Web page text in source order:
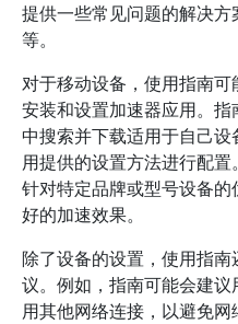
提供一些常见问题的解决
等。
对于移动设备，使用指南
安装和设置加速器应用。
中搜索并下载适用于自己
用提供的设置方法进行配
针对特定品牌或型号设备
好的加速效果。
除了设备的设置，使用指
议。例如，指南可能会建
用其他网络连接，以避免